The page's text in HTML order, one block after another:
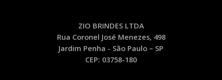
ZIO BRINDES LTDA
Rua Coronel José Menezes, 498
Jardim Penha - São Paulo – SP
CEP: 03758-180